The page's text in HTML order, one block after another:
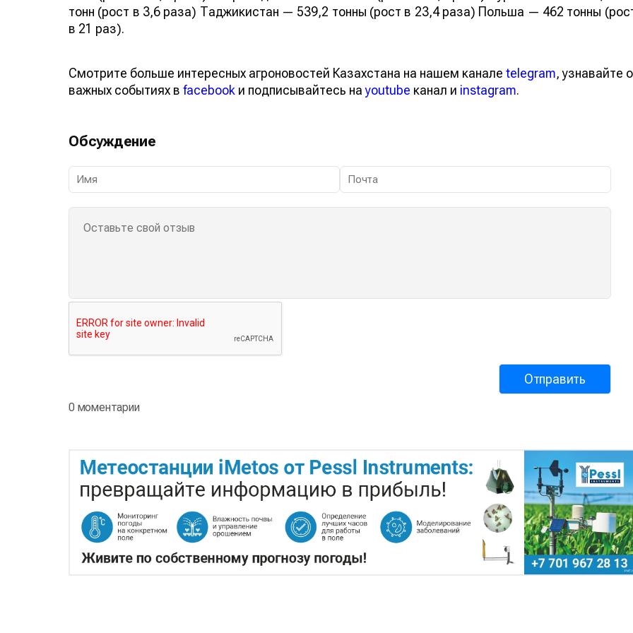
тонн (рост в 3,6 раза) Таджикистан — 539,2 тонны (рост в 23,4 раза) Польша — 462 тонны
в 21 раз).
Смотрите больше интересных агроновостей Казахстана на нашем канале telegram, узнавайте о
важных событиях в facebook и подписывайтесь наyoutube канал и instagram.
Обсуждение
0 моментарии